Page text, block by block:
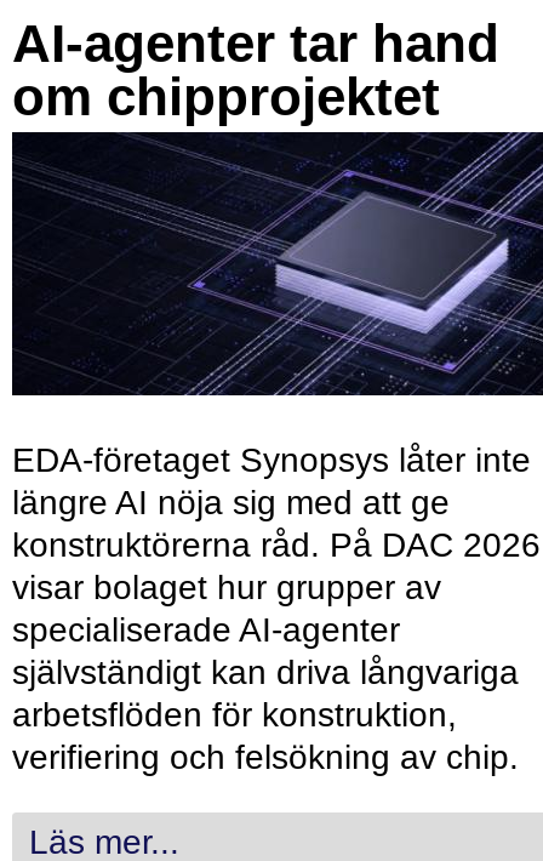
AI-agenter tar hand
om chipprojektet
EDA-företaget Synopsys låter inte
längre AI nöja sig med att ge
konstruktörerna råd. På DAC 2026
visar bolaget hur grupper av
specialiserade AI-agenter
självständigt kan driva långvariga
arbetsflöden för konstruktion,
verifiering och felsökning av chip.
Läs mer...